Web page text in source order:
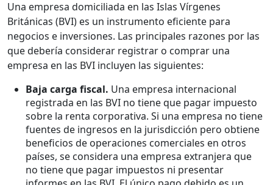
Una empresa domiciliada en las Islas Vírgenes
Británicas (BVI) es un instrumento eficiente para
negocios e inversiones. Las principales razones por las
que debería considerar registrar o comprar una
empresa en las BVI incluyen las siguientes:
Baja carga fiscal. Una empresa internacional
registrada en las BVI no tiene que pagar impuesto
sobre la renta corporativa. Si una empresa no tiene
fuentes de ingresos en la jurisdicción pero obtiene
beneficios de operaciones comerciales en otros
países, se considera una empresa extranjera que
no tiene que pagar impuestos ni presentar